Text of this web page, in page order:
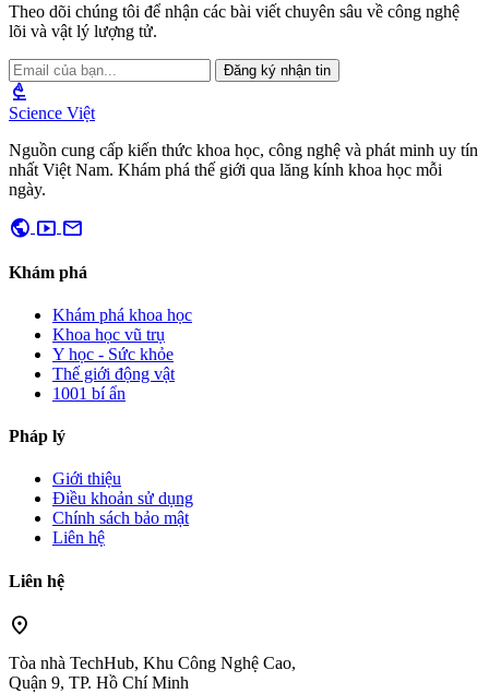
Theo dõi chúng tôi để nhận các bài viết chuyên sâu về công nghệ
lõi và vật lý lượng tử.
Đăng ký nhận tin
biotech
Science Việt
Nguồn cung cấp kiến thức khoa học, công nghệ và phát minh uy tín
nhất Việt Nam. Khám phá thế giới qua lăng kính khoa học mỗi
ngày.
public smart_display mail
Khám phá
Khám phá khoa học
Khoa học vũ trụ
Y học - Sức khỏe
Thế giới động vật
1001 bí ẩn
Pháp lý
Giới thiệu
Điều khoản sử dụng
Chính sách bảo mật
Liên hệ
Liên hệ
location_on
Tòa nhà TechHub, Khu Công Nghệ Cao,
Quận 9, TP. Hồ Chí Minh